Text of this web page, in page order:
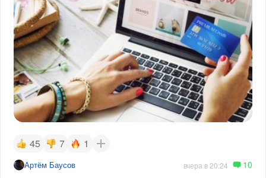
45 7 1
Артём Баусов вчера в 20:24 10